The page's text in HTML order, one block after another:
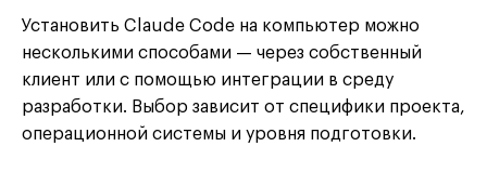
Установить Claude Code на компьютер можно
несколькими способами — через собственный
клиент или с помощью интеграции в среду
разработки. Выбор зависит от специфики проекта,
операционной системы и уровня подготовки.